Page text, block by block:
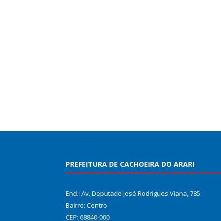
PREFEITURA DE CACHOEIRA DO ARARI
End.: Av. Deputado José Rodrigues Viana, 785
Bairro: Centro
CEP: 68840-000